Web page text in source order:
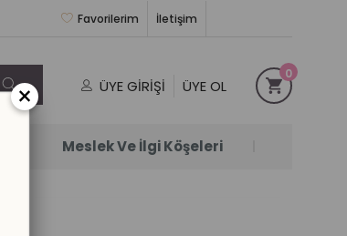
İletişim
Favorilerim
ÜYE GIRIŞI ÜYE OL
0
Meslek Ve İlgi Köşeleri
×